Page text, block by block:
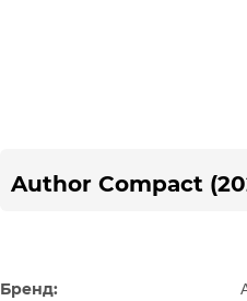
Author Compact
Бренд: